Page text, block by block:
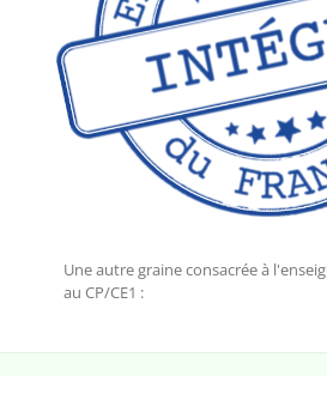
Une autre graine consacrée à
au CP/CE1 :